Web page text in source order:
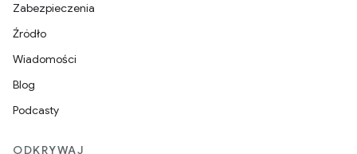
Zabezpieczenia
Źródło
Wiadomości
Blog
Podcasty
ODKRYWAJ